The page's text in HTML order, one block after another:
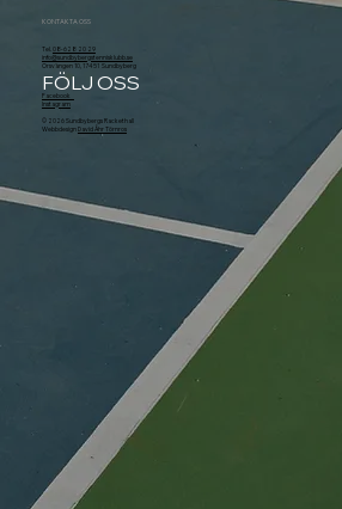
KONTAKTA OSS
Tel.
08-628 20 29
info@sundbybergstennisklubb.se
Örsvängen 10, 174 51 Sundbyberg
FÖLJ OSS
Facebook
Instagram
© 2026 Sundbybergs Rackethall
Webbdesign David Åhr Törnros